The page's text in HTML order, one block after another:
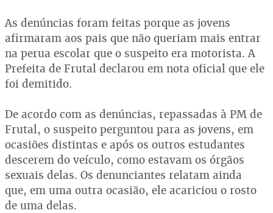
As denúncias foram feitas porque as jovens
afirmaram aos pais que não queriam mais entrar
na perua escolar que o suspeito era motorista. A
Prefeita de Frutal declarou em nota oficial que ele
foi demitido.
De acordo com as denúncias, repassadas à PM de
Frutal, o suspeito perguntou para as jovens, em
ocasiões distintas e após os outros estudantes
descerem do veículo, como estavam os órgãos
sexuais delas. Os denunciantes relatam ainda
que, em uma outra ocasião, ele acariciou o rosto
de uma delas.